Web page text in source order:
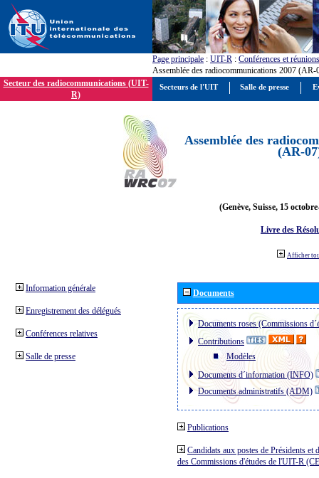
Page principale : UIT-R : Conférences et réunions
Assemblée des radiocommunications 2007 (AR-
Secteur des radiocommunications (UIT-
R)
Assemblée des
(AR-
(Genève, Suisse, 15
Livre des
Afficher
Information générale
Enregistrement des délégués
Conférences relatives
Salle de presse
Documents
Documents roses (Commissions
Contributions
Modèles
Documents d´information (INFO)
Documents administratifs (ADM)
Publications
Candidats aux postes de Présidents et
des Commissions d'études de l'UIT-R
Secteurs de l'UIT Salle de presse